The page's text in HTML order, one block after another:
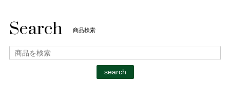
Search 商品検索
search